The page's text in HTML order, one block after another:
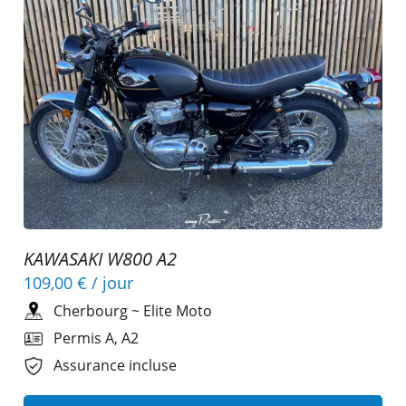
KAWASAKI W800 A2
109,00 € / jour
Cherbourg~ Elite Moto
Permis A, A2
Assurance incluse